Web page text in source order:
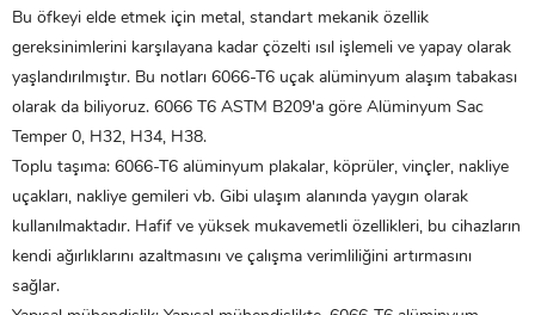
Bu öfkeyi elde etmek için metal, standart mekanik özellik
gereksinimlerini karşılayana kadar çözelti ısıl işlemeli ve yapay olarak
yaşlandırılmıştır. Bu notları 6066-T6 uçak alüminyum alaşım tabakası
olarak da biliyoruz. 6066 T6 ASTM B209'a göre Alüminyum Sac
Temper 0, H32, H34, H38.
Toplu taşıma: 6066-T6 alüminyum plakalar, köprüler, vinçler, nakliye
uçakları, nakliye gemileri vb. Gibi ulaşım alanında yaygın olarak
kullanılmaktadır. Hafif ve yüksek mukavemetli özellikleri, bu cihazların
kendi ağırlıklarını azaltmasını ve çalışma verimliliğini artırmasını
sağlar.